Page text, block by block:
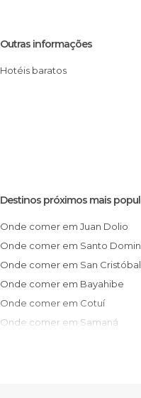
Outras informações
Hotéis baratos
Destinos próximos mais
Onde comer em Juan Dolio
Onde comer em Santo
Onde comer em San Cristóbal
Onde comer em Bayahibe
Onde comer em Cotuí
Onde comer em Samaná